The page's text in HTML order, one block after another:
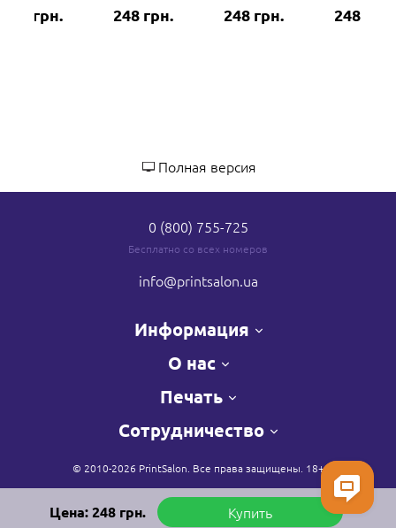
248 грн. 248 грн. 248 грн. 248 грн.
Цена:248грн. Купить
Полная версия
0 (800) 755-725
Бесплатно со всех номеров
info@printsalon.ua
Информация
О нас
Печать
Сотрудничество
© 2010-2026 PrintSalon. Все права защищены. 18+